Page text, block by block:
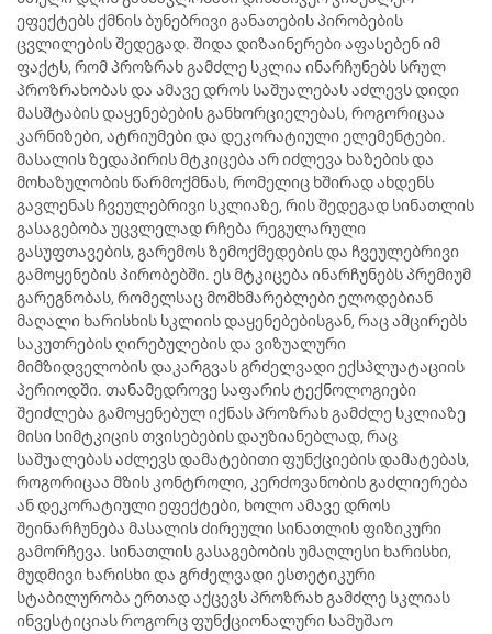
ეფექტებს ქმნის ბუნებრივი განათების პირობების
ცვლილების შედეგად. შიდა დიზაინერები აფასებენ იმ
ფაქტს, რომ პროზრახ გამძლე სკლია ინარჩუნებს სრულ
პროზრახობას და ამავე დროს საშუალებას აძლევს დიდი
მასშტაბის დაყენებების განხორციელებას, როგორიცაა
კარნიზები, ატრიუმები და დეკორატიული ელემენტები.
მასალის ზედაპირის მტკიცება არ იძლევა ხაზების და
მოხაზულობის წარმოქმნას, რომელიც ხშირად ახდენს
გავლენას ჩვეულებრივი სკლიაზე, რის შედეგად სინათლის
გასაგებობა უცვლელად რჩება რეგულარული
გასუფთავების, გარემოს ზემოქმედების და ჩვეულებრივი
გამოყენების პირობებში. ეს მტკიცება ინარჩუნებს პრემიუმ
გარეგნობას, რომელსაც მომხმარებლები ელოდებიან
მაღალი ხარისხის სკლიის დაყენებებისგან, რაც ამცირებს
საკუთრების ღირებულების და ვიზუალური
მიმზიდველობის დაკარგვას გრძელვადი ექსპლუატაციის
პერიოდში. თანამედროვე საფარის ტექნოლოგიები
შეიძლება გამოყენებულ იქნას პროზრახ გამძლე სკლიაზე
მისი სიმტკიცის თვისებების დაუზიანებლად, რაც
საშუალებას აძლევს დამატებითი ფუნქციების დამატებას,
როგორიცაა მზის კონტროლი, კერძოვანობის გაძლიერება
ან დეკორატიული ეფექტები, ხოლო ამავე დროს
შეინარჩუნება მასალის ძირეული სინათლის ფიზიკური
გამორჩევა. სინათლის გასაგებობის უმაღლესი ხარისხი,
მუდმივი ხარისხი და გრძელვადი ესთეტიკური
სტაბილურობა ერთად აქცევს პროზრახ გამძლე სკლიას
ინვესტიციას როგორც ფუნქციონალური სამუშაო